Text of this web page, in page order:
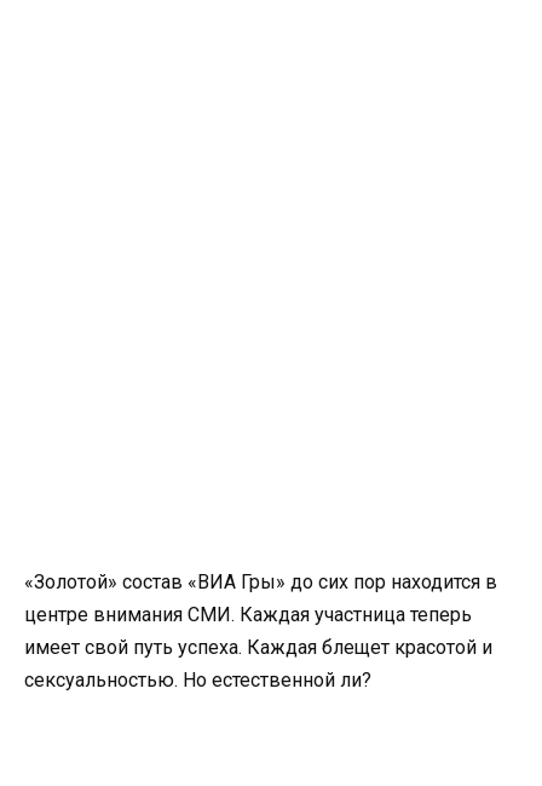
«Золотой» состав «ВИА Гры» до сих пор находится в
центре внимания СМИ. Каждая участница теперь
имеет свой путь успеха. Каждая блещет красотой и
сексуальностью. Но естественной ли?